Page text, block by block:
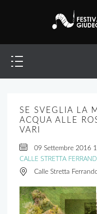
SE SVEGLIA LA
ACQUA ALLE
VARI
09 Settembre 2016
CALLE STRETTA
Calle Stretta